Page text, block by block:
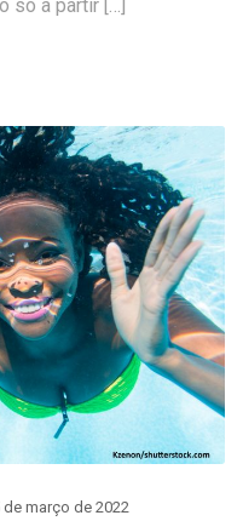
só a partir […]
de março de 2022